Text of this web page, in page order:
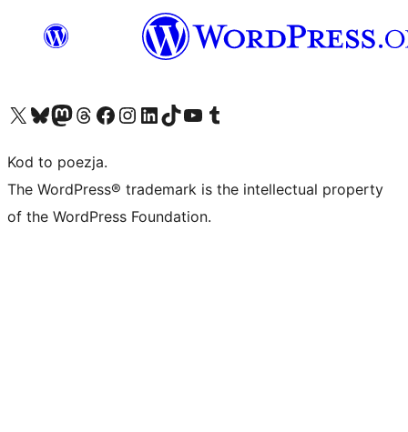
Odwiedź nasze konto X (dawniej Twitter)
Odwiedź nasze konto Bluesky
Odwiedź nasze konto na Mastodoncie
Odwiedź naszego Threadsa
Odwiedź naszego Facebooka
Odwiedź nasze konto na Instagramie
Odwiedź nasze konto na LinkedIn
Odwiedź naszego TikToka
Odwiedź nasz kanał YouTube
Odwiedź naszego Tumblra
Kod to poezja.
The WordPress® trademark is the intellectual property
of the WordPress Foundation.